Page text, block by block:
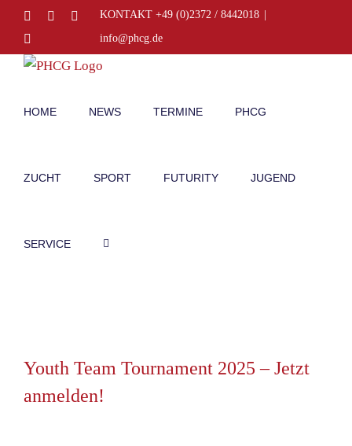
Inhalt
springen
FacebookInstagramKONTAKT +49 (0)2372 / 8442018
info@phcg.de
HOME NEWS TERMINE PHCG
ZUCHT SPORT FUTURITY JUGEND
SERVICE
Youth Team Tournament 2025 – Jetzt
anmelden!